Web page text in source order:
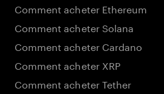
Comment acheter Ethereum
Comment acheter Solana
Comment acheter Cardano
Comment acheter XRP
Comment acheter Tether